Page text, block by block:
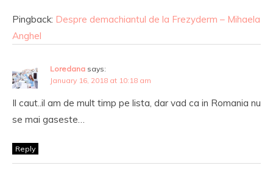
Pingback: Despre demachiantul de la Frezyderm – Mihaela
Anghel
Loredana says:
January 16, 2018 at 10:18 am
Il caut..il am de mult timp pe lista, dar vad ca in Romania nu
se mai gaseste…
Reply